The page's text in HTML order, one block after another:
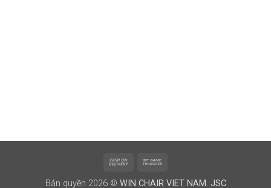
Cash
Bản quyền 2026 © WIN CHAIR VIET NAM. JSC